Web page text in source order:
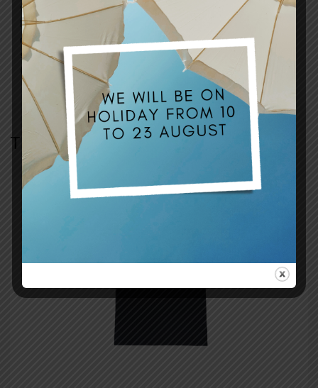
vendita è il solo rivestimento e non comprende la scocca o
l’imbottitura. Qual è il livello di difficoltà per l’installazione? Il
montaggio richiede una buona manualità e l’uso di una
sparapunti professionale; consigliamo il supporto di un
tappezziere esperto.
TI POTREBBE INTERESSARE…